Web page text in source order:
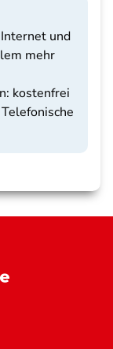
und
mehr
kostenfrei